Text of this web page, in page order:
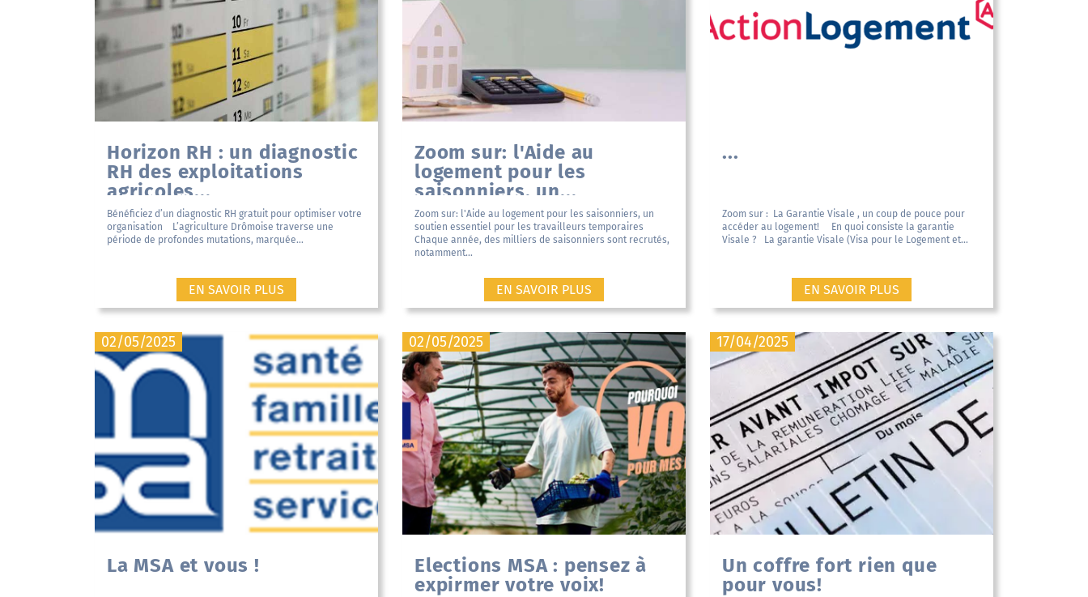
Horizon RH : un diagnostic
RH des exploitations
agricoles...
Bénéficiez d’un diagnostic RH gratuit pour optimiser votre
organisation L’agriculture Drômoise traverse une
période de profondes mutations, marquée...
EN SAVOIR PLUS
Zoom sur: l'Aide au
logement pour les
saisonniers, un...
Zoom sur: l'Aide au logement pour les saisonniers, un
soutien essentiel pour les travailleurs temporaires
Chaque année, des milliers de saisonniers sont recrutés,
notamment...
EN SAVOIR PLUS
...
Zoom sur : La Garantie Visale , un coup de pouce pour
accéder au logement! En quoi consiste la garantie
Visale ? La garantie Visale (Visa pour le Logement et...
EN SAVOIR PLUS
02/05/2025
La MSA et vous !
02/05/2025
Elections MSA : pensez à
expirmer votre voix!
17/04/2025
Un coffre fort rien que
pour vous!